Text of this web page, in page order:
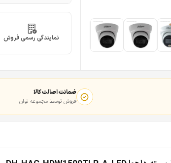
نمایندگی رسمی فروش
ضمانت اصالت کالا
فروش توسط مجموعه توان